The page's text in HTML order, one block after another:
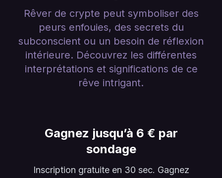
Rêver de crypte peut symboliser des
peurs enfouies, des secrets du
subconscient ou un besoin de réflexion
intérieure. Découvrez les différentes
interprétations et significations de ce
rêve intrigant.
Gagnez jusqu’à 6 € par
sondage
Inscription gratuite en 30 sec. Gagnez